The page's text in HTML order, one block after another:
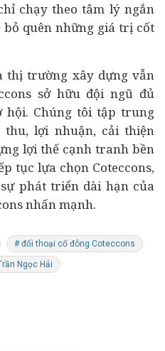
chạy theo tâm lý ngắn
quên những giá trị cốt
thị trường xây dựng vẫn
sở hữu đội ngũ đủ
hội. Chúng tôi tập trung
lợi nhuận, cải thiện
lợi thế cạnh tranh bền
tục lựa chọn Coteccons,
phát triển dài hạn của
nhấn mạnh.
# đối thoại cổ đông Coteccons
Ngọc Hải